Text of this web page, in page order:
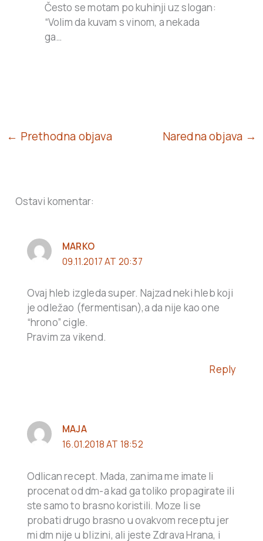
Često se motam po kuhinji uz slogan:
“Volim da kuvam s vinom, a nekada
ga…
← Prethodna objava Naredna objava →
Ostavi komentar:
MARKO
09.11.2017 AT 20:37
Ovaj hleb izgleda super. Najzad neki hleb koji
je odležao (fermentisan),a da nije kao one
“hrono” cigle.
Pravim za vikend.
Reply
MAJA
16.01.2018 AT 18:52
Odlican recept. Mada, zanima me imate li
procenat od dm-a kad ga toliko propagirate ili
ste samo to brasno koristili. Moze li se
probati drugo brasno u ovakvom receptu jer
mi dm nije u blizini, ali jeste Zdrava Hrana, i